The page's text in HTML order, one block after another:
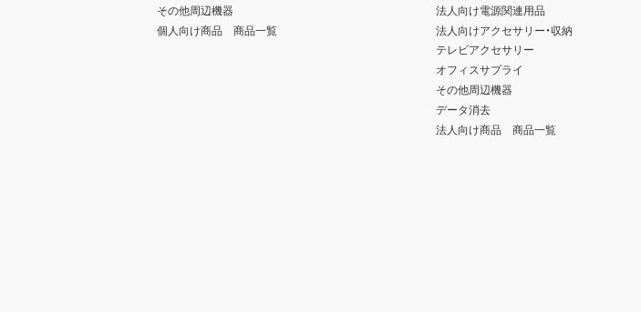
その他周辺機器
個人向け商品 商品一覧
法人向け電源関連用品
法人向けアクセサリー・収納
テレビアクセサリー
オフィスサプライ
その他周辺機器
データ消去
法人向け商品 商品一覧